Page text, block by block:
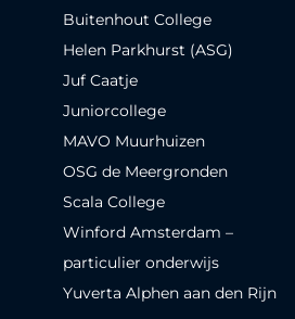
Buitenhout College
Helen Parkhurst (ASG)
Juf Caatje
Juniorcollege
MAVO Muurhuizen
OSG de Meergronden
Scala College
Winford Amsterdam –
particulier onderwijs
Yuverta Alphen aan den Rijn